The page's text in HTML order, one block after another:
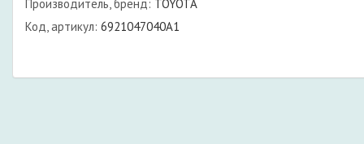
Производитель, бренд: TOYOTA
Код, артикул: 6921047040A1